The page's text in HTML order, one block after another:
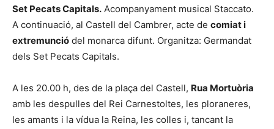
Set Pecats Capitals. Acompanyament musical Staccato.
A continuació, al Castell del Cambrer, acte de comiat i
extremunció del monarca difunt. Organitza: Germandat
dels Set Pecats Capitals.
A les 20.00 h, des de la plaça del Castell, Rua Mortuòria
amb les despulles del Rei Carnestoltes, les ploraneres,
les amants i la vídua la Reina, les colles i, tancant la